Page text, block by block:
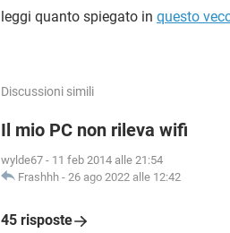
leggi quanto spiegato in questo
Discussioni simili
Il mio PC non rileva wifi
wylde67 - 11 feb 2014 alle 21:54
Frashhh - 26 ago 2022 alle 12:42
45 risposte